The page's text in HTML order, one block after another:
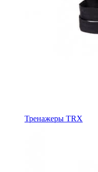
Тренажеры TRX